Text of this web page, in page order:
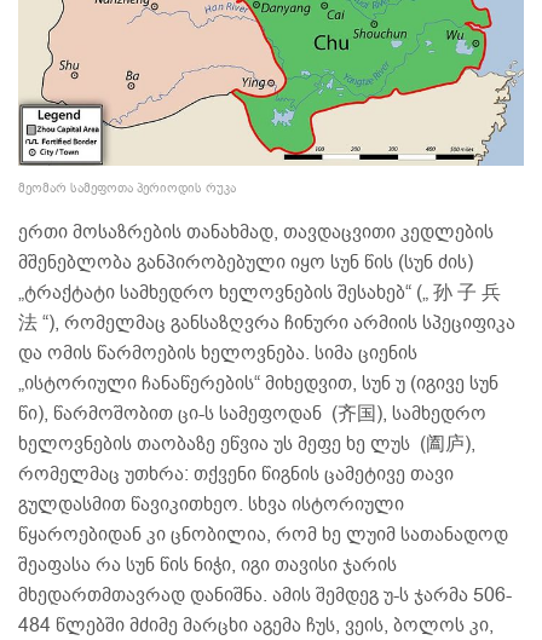
მეომარ სამეფოთა პერიოდის რუკა
ერთი მოსაზრების თანახმად, თავდაცვითი კედლების
მშენებლობა განპირობებული იყო სუნ წის (სუნ ძის)
„ტრაქტატი სამხედრო ხელოვნების შესახებ“ („ 孙 子 兵
法 “), რომელმაც განსაზღვრა ჩინური არმიის სპეციფიკა
და ომის წარმოების ხელოვნება. სიმა ციენის
„ისტორიული ჩანაწერების“ მიხედვით, სუნ უ (იგივე სუნ
წი), წარმოშობით ცი-ს სამეფოდან (齐国), სამხედრო
ხელოვნების თაობაზე ეწვია უს მეფე ხე ლუს (阖庐),
რომელმაც უთხრა: თქვენი წიგნის ცამეტივე თავი
გულდასმით წავიკითხეო. სხვა ისტორიული
წყაროებიდან კი ცნობილია, რომ ხე ლუიმ სათანადოდ
შეაფასა რა სუნ წის ნიჭი, იგი თავისი ჯარის
მხედართმთავრად დანიშნა. ამის შემდეგ უ-ს ჯარმა 506-
484 წლებში მძიმე მარცხი აგემა ჩუს, ვეის, ბოლოს კი,